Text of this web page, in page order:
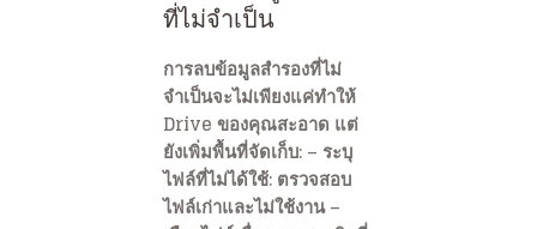
ที่ไม่จำเป็น
การลบข้อมูลสำรองที่ไม่
จำเป็นจะไม่เพียงแค่ทำให้
Drive ของคุณสะอาด แต่
ยังเพิ่มพื้นที่จัดเก็บ: – ระบุ
ไฟล์ที่ไม่ได้ใช้: ตรวจสอบ
ไฟล์เก่าและไม่ใช้งาน –